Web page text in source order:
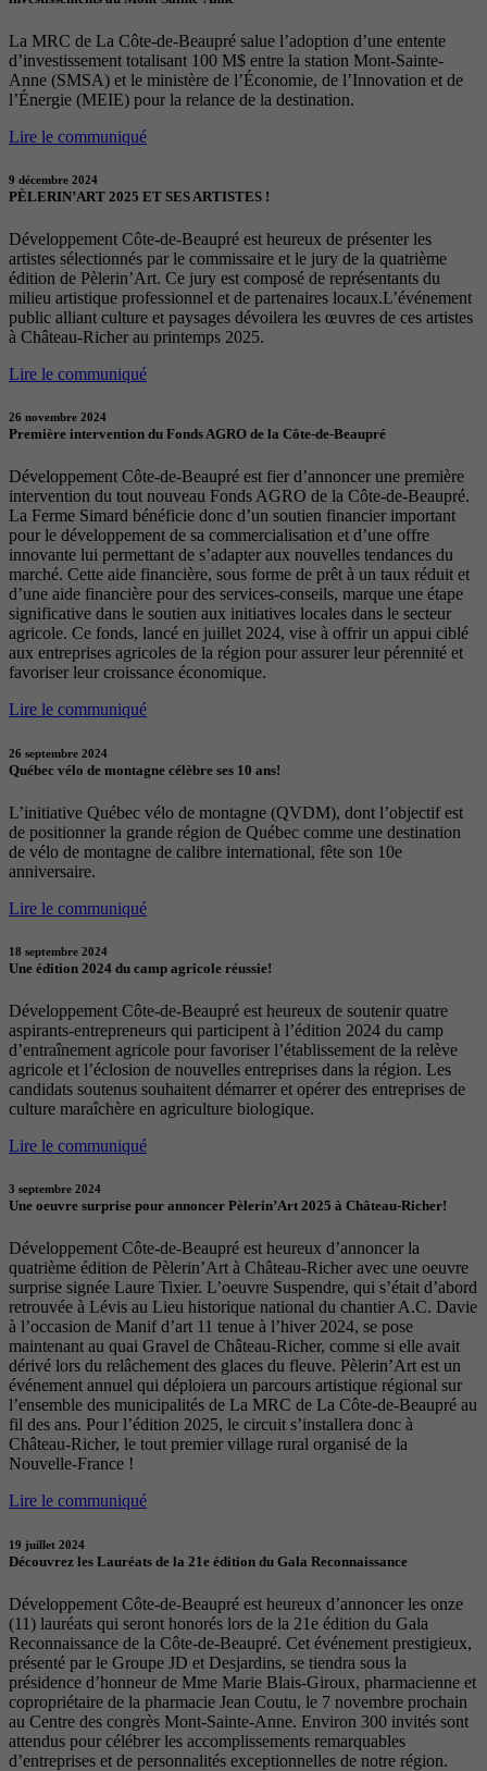
La MRC de La Côte-de-Beaupré salue l’adoption d’une entente
d’investissement totalisant 100 M$ entre la station Mont-Sainte-
Anne (SMSA) et le ministère de l’Économie, de l’Innovation et de
l’Énergie (MEIE) pour la relance de la destination.
Lire le communiqué
9 décembre 2024
PÈLERIN’ART 2025 ET SES ARTISTES !
Développement Côte-de-Beaupré est heureux de présenter les
artistes sélectionnés par le commissaire et le jury de la quatrième
édition de Pèlerin’Art. Ce jury est composé de représentants du
milieu artistique professionnel et de partenaires locaux.L’événement
public alliant culture et paysages dévoilera les œuvres de ces artistes
à Château-Richer au printemps 2025.
Lire le communiqué
26 novembre 2024
Première intervention du Fonds AGRO de la Côte-de-Beaupré
Développement Côte-de-Beaupré est fier d’annoncer une première
intervention du tout nouveau Fonds AGRO de la Côte-de-Beaupré.
La Ferme Simard bénéficie donc d’un soutien financier important
pour le développement de sa commercialisation et d’une offre
innovante lui permettant de s’adapter aux nouvelles tendances du
marché. Cette aide financière, sous forme de prêt à un taux réduit et
d’une aide financière pour des services-conseils, marque une étape
significative dans le soutien aux initiatives locales dans le secteur
agricole. Ce fonds, lancé en juillet 2024, vise à offrir un appui ciblé
aux entreprises agricoles de la région pour assurer leur pérennité et
favoriser leur croissance économique.
Lire le communiqué
26 septembre 2024
Québec vélo de montagne célèbre ses 10 ans!
L’initiative Québec vélo de montagne (QVDM), dont l’objectif est
de positionner la grande région de Québec comme une destination
de vélo de montagne de calibre international, fête son 10e
anniversaire.
Lire le communiqué
18 septembre 2024
Une édition 2024 du camp agricole réussie!
Développement Côte-de-Beaupré est heureux de soutenir quatre
aspirants-entrepreneurs qui participent à l’édition 2024 du camp
d’entraînement agricole pour favoriser l’établissement de la relève
agricole et l’éclosion de nouvelles entreprises dans la région. Les
candidats soutenus souhaitent démarrer et opérer des entreprises de
culture maraîchère en agriculture biologique.
Lire le communiqué
3 septembre 2024
Une oeuvre surprise pour annoncer Pèlerin’Art 2025 à Château-Richer!
Développement Côte-de-Beaupré est heureux d’annoncer la
quatrième édition de Pèlerin’Art à Château-Richer avec une oeuvre
surprise signée Laure Tixier. L’oeuvre Suspendre, qui s’était d’abord
retrouvée à Lévis au Lieu historique national du chantier A.C. Davie
à l’occasion de Manif d’art 11 tenue à l’hiver 2024, se pose
maintenant au quai Gravel de Château-Richer, comme si elle avait
dérivé lors du relâchement des glaces du fleuve. Pèlerin’Art est un
événement annuel qui déploiera un parcours artistique régional sur
l’ensemble des municipalités de La MRC de La Côte-de-Beaupré au
fil des ans. Pour l’édition 2025, le circuit s’installera donc à
Château-Richer, le tout premier village rural organisé de la
Nouvelle-France !
Lire le communiqué
19 juillet 2024
Découvrez les Lauréats de la 21e édition du Gala Reconnaissance
Développement Côte-de-Beaupré est heureux d’annoncer les onze
(11) lauréats qui seront honorés lors de la 21e édition du Gala
Reconnaissance de la Côte-de-Beaupré. Cet événement prestigieux,
présenté par le Groupe JD et Desjardins, se tiendra sous la
présidence d’honneur de Mme Marie Blais-Giroux, pharmacienne et
copropriétaire de la pharmacie Jean Coutu, le 7 novembre prochain
au Centre des congrès Mont-Sainte-Anne. Environ 300 invités sont
attendus pour célébrer les accomplissements remarquables
d’entreprises et de personnalités exceptionnelles de notre région.